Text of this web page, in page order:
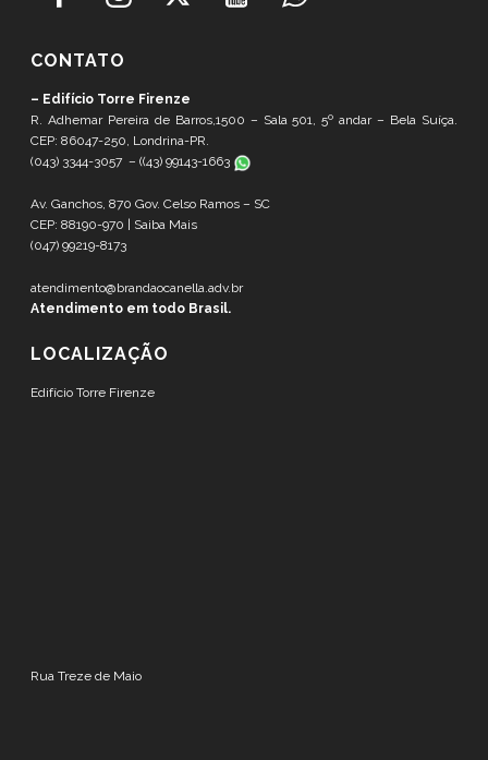
CONTATO
– Edifício Torre Firenze
R. Adhemar Pereira de Barros,1500 – Sala 501, 5º andar – Bela Suíça.
CEP: 86047-250, Londrina-PR.
(043) 3344-3057 – ((43) 99143-1663
Av. Ganchos, 870 Gov. Celso Ramos – SC
CEP: 88190-970 | Saiba Mais
(047) 99219-8173
atendimento@brandaocanella.adv.br
Atendimento em todo Brasil.
LOCALIZAÇÃO
Edifício Torre Firenze
Rua Treze de Maio